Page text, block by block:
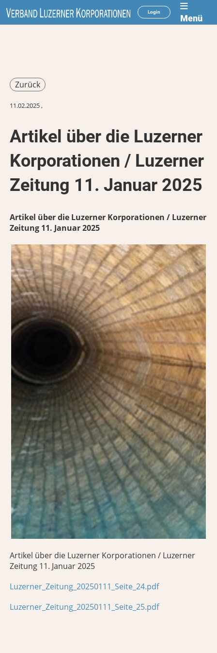
Login
Menü
Zurück
11.02.2025,
Artikel über die Luzerner
Korporationen / Luzerner
Zeitung 11. Januar 2025
Artikel über die Luzerner Korporationen / Luzerner
Zeitung 11. Januar 2025
Artikel über die Luzerner Korporationen / Luzerner
Zeitung 11. Januar 2025
Luzerner_Zeitung_20250111_Seite_24.pdf
Luzerner_Zeitung_20250111_Seite_25.pdf